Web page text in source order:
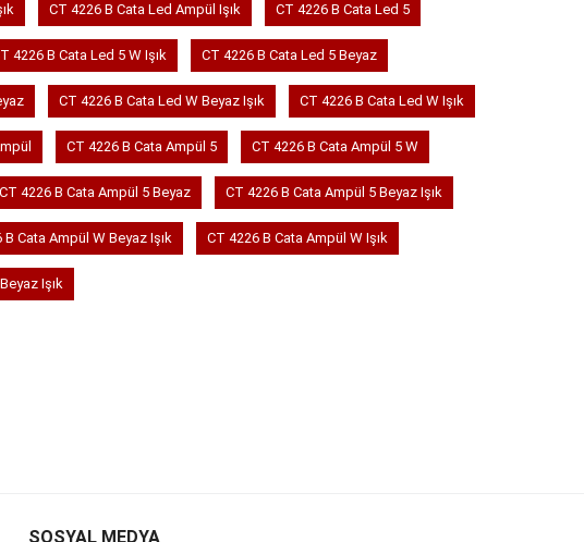
CT 4226 B Cata Led Ampül Işık CT 4226 B Cata Led 5
4226 B Cata Led 5 W Işık CT 4226 B Cata Led 5 Beyaz
CT 4226 B Cata Led W Beyaz Işık CT 4226 B Cata Led W Işık
CT 4226 B Cata Ampül 5 CT 4226 B Cata Ampül 5 W
CT 4226 B Cata Ampül 5 Beyaz CT 4226 B Cata Ampül 5 Beyaz Işık
B Cata Ampül W Beyaz Işık CT 4226 B Cata Ampül W Işık
Işık
SOSYAL MEDYA